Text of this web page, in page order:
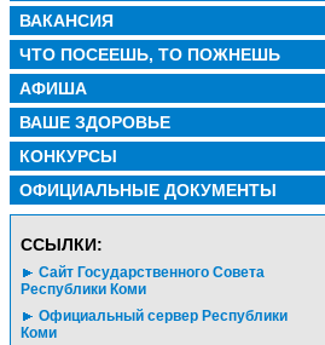
ВАКАНСИЯ
ЧТО ПОСЕЕШЬ, ТО ПОЖНЕШЬ
АФИША
ВАШЕ ЗДОРОВЬЕ
КОНКУРСЫ
ОФИЦИАЛЬНЫЕ ДОКУМЕНТЫ
CСЫЛКИ:
Сайт Государственного Совета
Республики Коми
Официальный сервер Республики
Коми